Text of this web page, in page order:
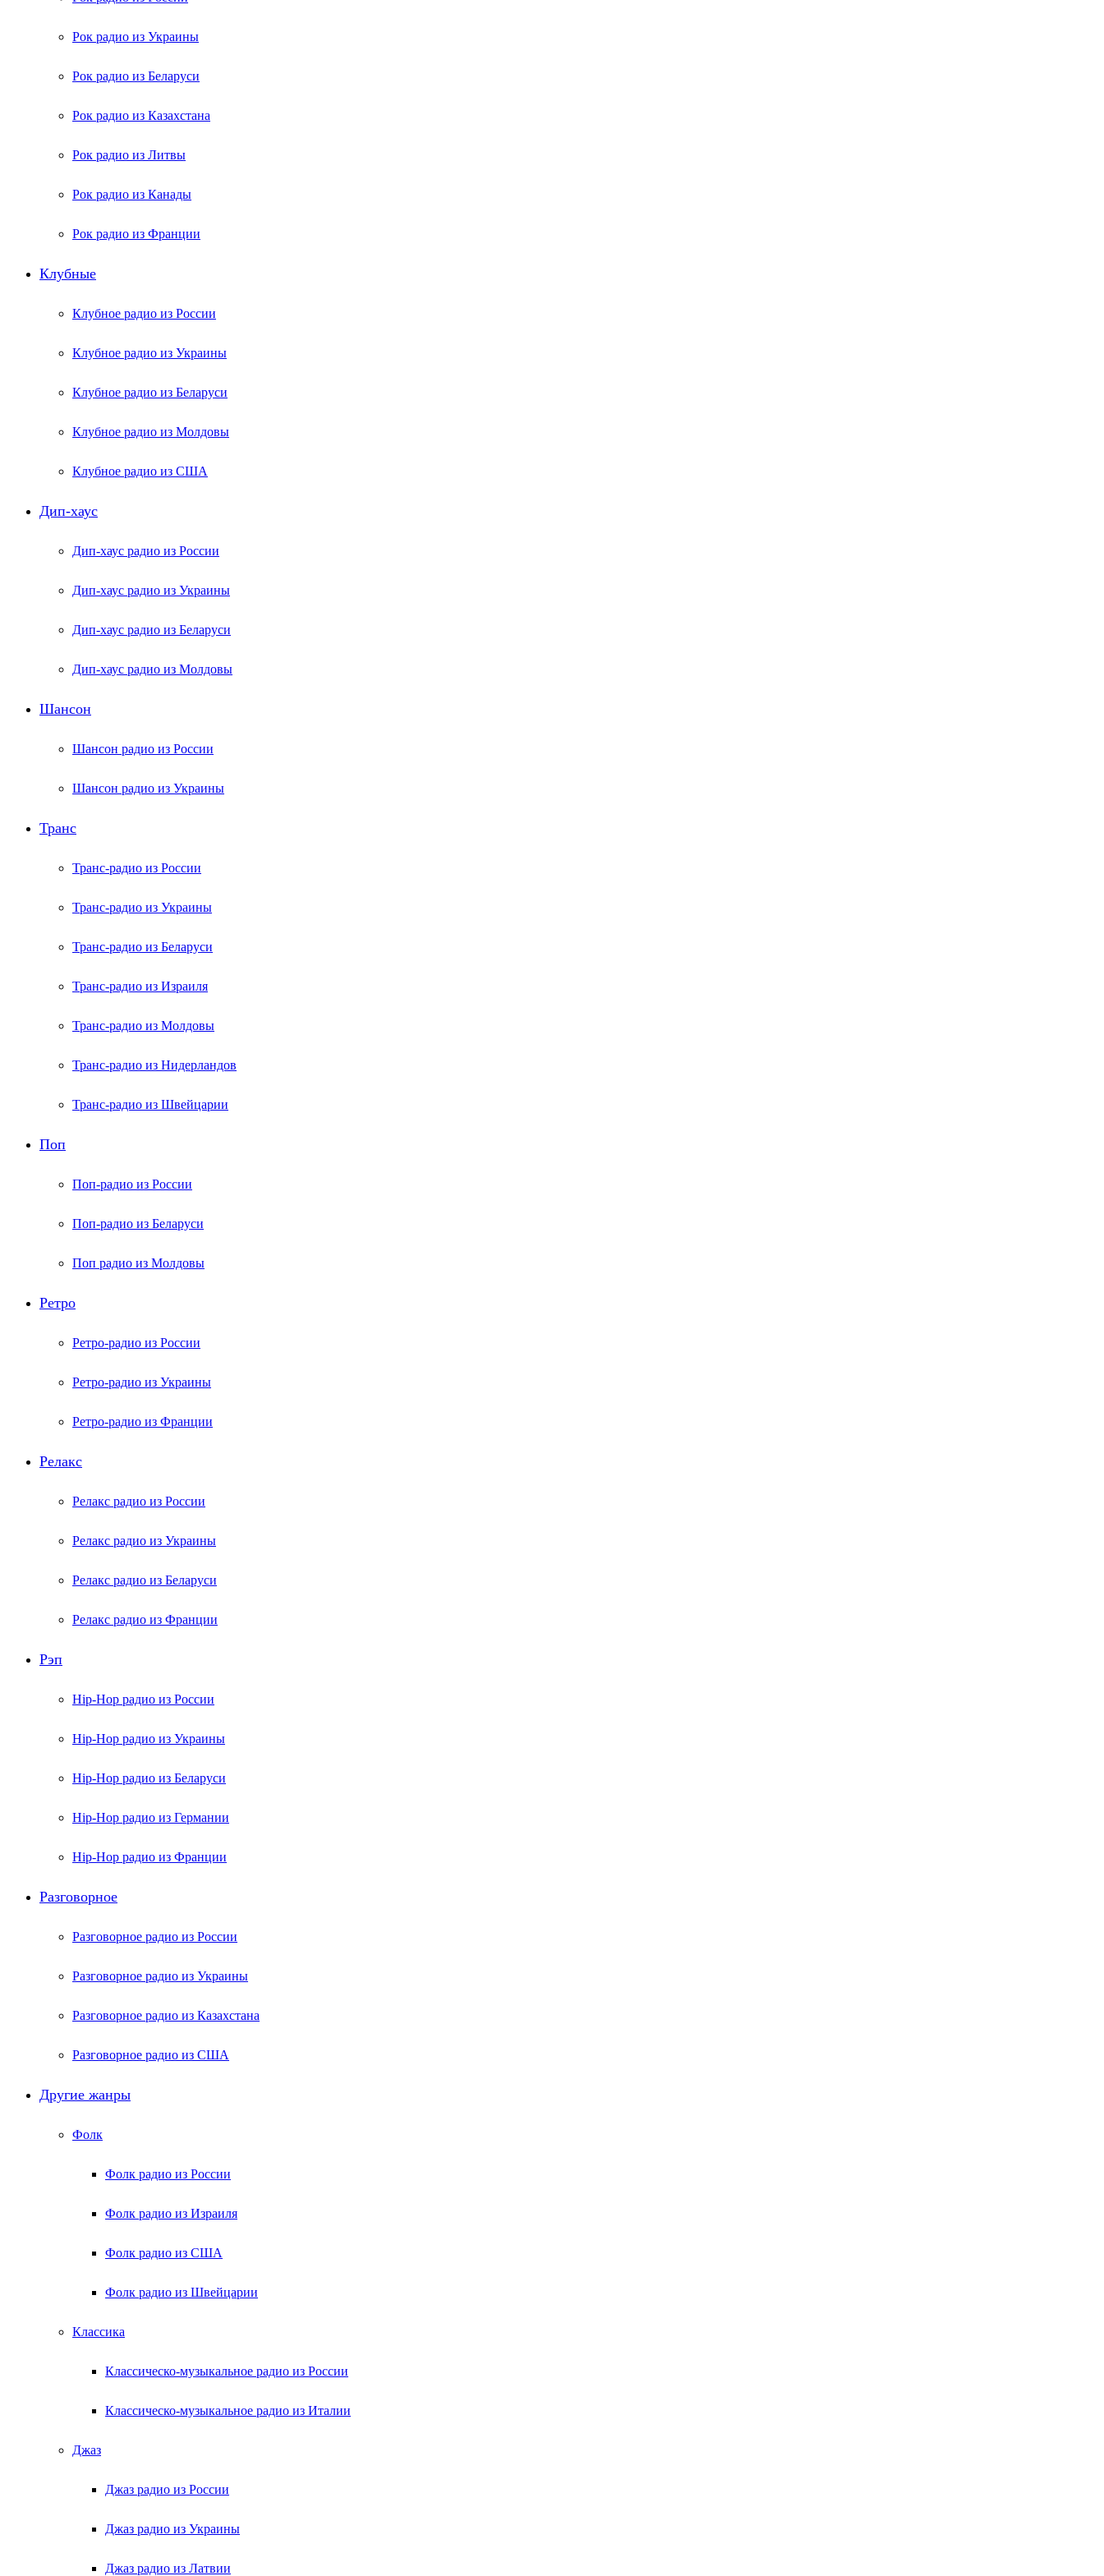
Рок радио из Украины
Рок радио из Беларуси
Рок радио из Казахстана
Рок радио из Литвы
Рок радио из Канады
Рок радио из Франции
Клубные
Клубное радио из России
Клубное радио из Украины
Клубное радио из Беларуси
Клубное радио из Молдовы
Клубное радио из США
Дип-хаус
Дип-хаус радио из России
Дип-хаус радио из Украины
Дип-хаус радио из Беларуси
Дип-хаус радио из Молдовы
Шансон
Шансон радио из России
Шансон радио из Украины
Транс
Транс-радио из России
Транс-радио из Украины
Транс-радио из Беларуси
Транс-радио из Израиля
Транс-радио из Молдовы
Транс-радио из Нидерландов
Транс-радио из Швейцарии
Поп
Поп-радио из России
Поп-радио из Беларуси
Поп радио из Молдовы
Ретро
Ретро-радио из России
Ретро-радио из Украины
Ретро-радио из Франции
Релакс
Релакс радио из России
Релакс радио из Украины
Релакс радио из Беларуси
Релакс радио из Франции
Рэп
Hip-Hop радио из России
Hip-Hop радио из Украины
Hip-Hop радио из Беларуси
Hip-Hop радио из Германии
Hip-Hop радио из Франции
Разговорное
Разговорное радио из России
Разговорное радио из Украины
Разговорное радио из Казахстана
Разговорное радио из США
Другие жанры
Фолк
Фолк радио из России
Фолк радио из Израиля
Фолк радио из США
Фолк радио из Швейцарии
Классика
Классическо-музыкальное радио из России
Классическо-музыкальное радио из Италии
Джаз
Джаз радио из России
Джаз радио из Украины
Джаз радио из Латвии